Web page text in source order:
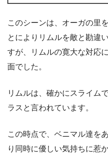
このシーンは、オーガの里
とによりリムルを敵と勘違
すが、リムルの寛大な対応
面でした。
リムルは、確かにスライム
ラスと言われています。
この時点で、ベニマル達を
り同時に優しい気持ちに惹